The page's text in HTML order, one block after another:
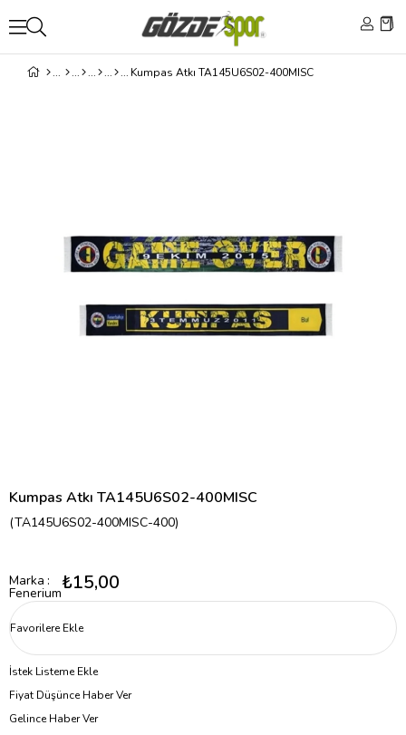
Kumpas Atkı TA145U6S02-400MISC
Kumpas Atkı TA145U6S02-400MISC
(TA145U6S02-400MISC-400)
Marka :
Fenerium₺15,00
Favorilere Ekle
İstek Listeme Ekle
Fiyat Düşünce Haber Ver
Gelince Haber Ver